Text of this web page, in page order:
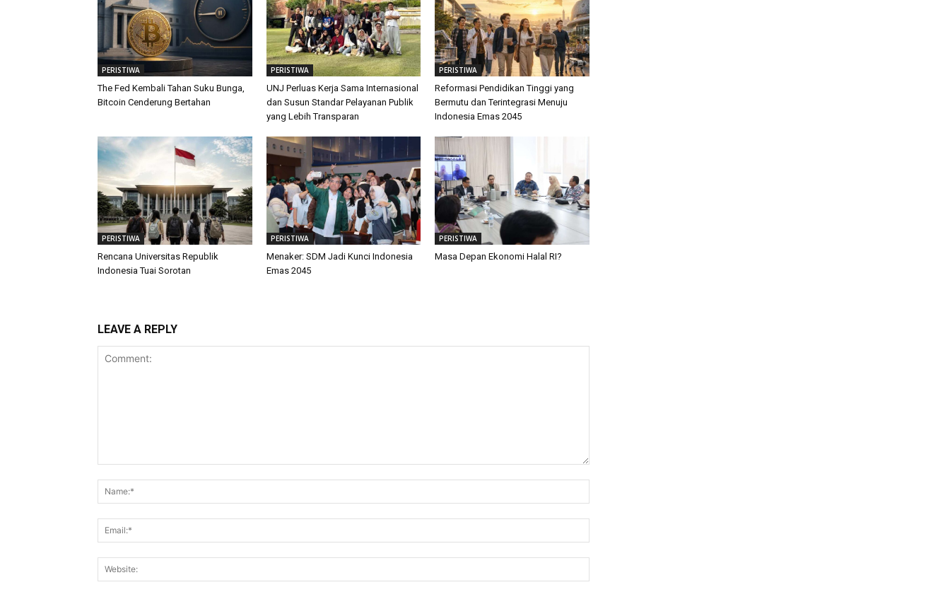
PERISTIWA
The Fed Kembali Tahan Suku Bunga,
Bitcoin Cenderung Bertahan
PERISTIWA
UNJ Perluas Kerja Sama Internasional
dan Susun Standar Pelayanan Publik
yang Lebih Transparan
PERISTIWA
Reformasi Pendidikan Tinggi yang
Bermutu dan Terintegrasi Menuju
Indonesia Emas 2045
PERISTIWA
Rencana Universitas Republik
Indonesia Tuai Sorotan
PERISTIWA
Menaker: SDM Jadi Kunci Indonesia
Emas 2045
PERISTIWA
Masa Depan Ekonomi Halal RI?
LEAVE A REPLY